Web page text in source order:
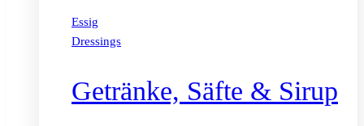
Essig
Dressings
Getränke, Säfte & Sirup